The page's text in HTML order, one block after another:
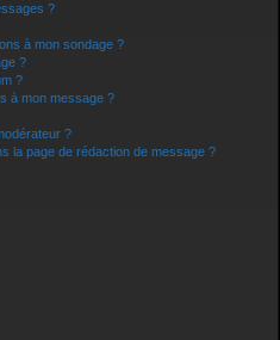
?
à mon sondage ?
?
?
à mon message ?
?
la page de rédaction de message ?